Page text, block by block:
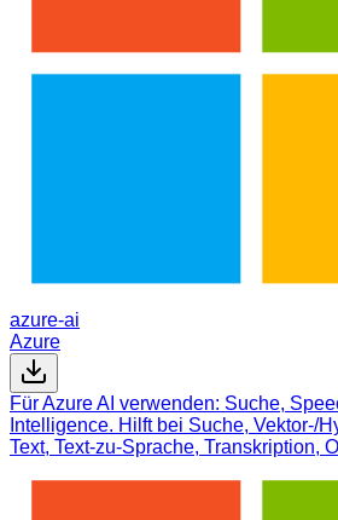
azure-ai
Azure
Für Azure AI verwenden: Suche,
Intelligence. Hilft bei Suche, Vektor-/
Text, Text-zu-Sprache, Transkription,